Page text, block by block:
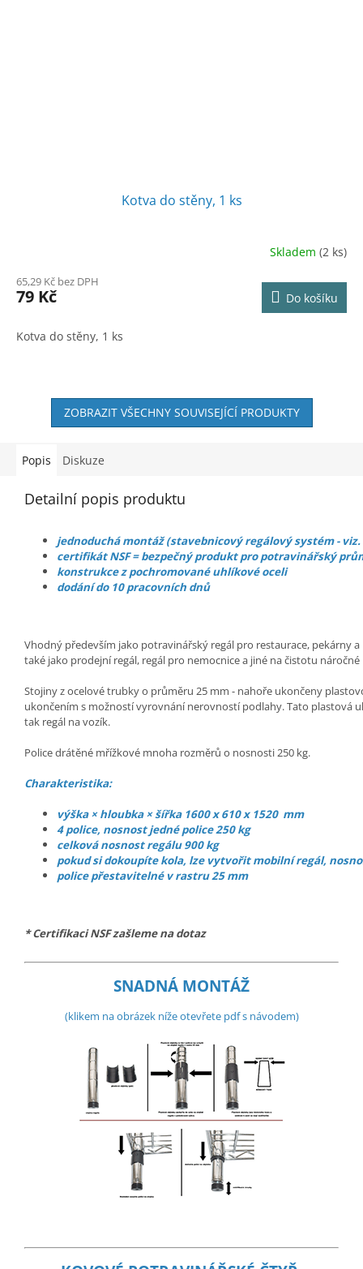
Kotva do stěny, 1 ks
Skladem (2 ks)
65,29 Kč bez DPH
79 Kč Do košíku
Kotva do stěny, 1 ks
ZOBRAZIT VŠECHNY SOUVISEJÍCÍ PRODUKTY
Popis Diskuze
Detailní popis produktu
jednoduchá montáž (stavebnicový regálový systém -
certifikát NSF = bezpečný produkt pro potravinářský
konstrukce z pochromované uhlíkové oceli
dodání do 10 pracovních dnů
Vhodný především jako potravinářský regál pro restaurace, pekárny
také jako prodejní regál, regál pro nemocnice a jiné na čistotu
Stojiny z ocelové trubky o průměru 25 mm - nahoře ukončeny
ukončením s možností vyrovnání nerovností podlahy. Tato plastová
tak regál na vozík.
Police drátěné mřížkové mnoha rozměrů o nosnosti 250 kg.
Charakteristika:
výška × hloubka × šířka 1600 x 610 x 1520 mm
4 police, nosnost jedné police 250 kg
celková nosnost regálu 900 kg
pokud si dokoupíte kola, lze vytvořit mobilní regál,
police přestavitelné v rastru 25 mm
* Certifikaci NSF zašleme na dotaz
SNADNÁ MONTÁŽ
(klikem na obrázek níže otevřete pdf s návodem)